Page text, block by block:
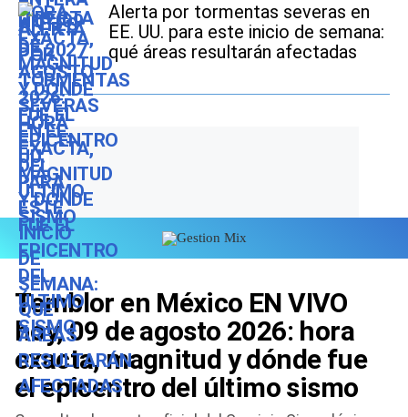
Alerta por tormentas severas en
EE. UU. para este inicio de semana:
qué áreas resultarán afectadas